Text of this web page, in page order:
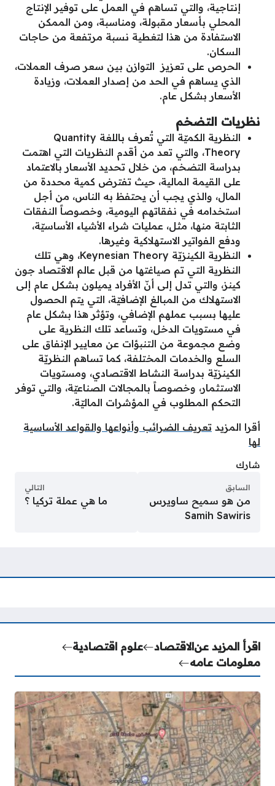
إنتاجية، والتي تساهم في العمل على توفير الإنتاج
المحلي بأسعار مقبولة، ومناسبة، ومن الممكن
الاستفادة من هذا لتغطية نسبة مرتفعة من حاجات
السكان.
الحرص على تعزيز التوازن بين سعر صرف العملات،
الذي يساهم في الحد من إصدار العملات، وزيادة
الأسعار بشكل عام.
نظريات التضخم
النظرية الكميّة التي تُعرف باللغة Quantity
Theory، والتي تعد من أقدم النظريات التي اهتمت
بدراسة التضخم، من خلال تحديد الأسعار بالاعتماد
على القيمة المالية، حيث تفترض كمية محددة من
المال، والذي يجب أن يحتفظ به الناس، من أجل
استخدامه في نفقاتهم اليومية، وخصوصاً النفقات
الثابتة منها، مثل، عمليات شراء الأشياء الأساسيّة،
ودفع الفواتير الاستهلاكية وغيرها.
النظرية الكينزيّة Keynesian Theory، وهي تلك
النظرية التي تم صياغتها من قبل عالم الاقتصاد جون
كينز، والتي تدل إلى أنّ الأفراد يميلون بشكل عام إلى
الاستهلاك من المبالغ الإضافيّة، التي يتم الحصول
عليها بسبب عملهم الإضافي، وتؤثر هذا بشكل عام
في مستويات الدخل، وتساعد تلك النظرية على
وضع مجموعة من التنبؤات عن معايير الإنفاق على
السلع والخدمات المختلفة، كما تساهم النظريّة
الكينزيّة بدراسة النشاط الاقتصادي، ومستويات
الاستثمار، وخصوصاً بالمجالات الصناعيّة، والتي توفر
التحكم المطلوب في المؤشرات الماليّة.
أقرا المزيد تعريف الضرائب وأنواعها والقواعد الأساسية
لها
شارك
السابق
من هو سميح ساويرس
Samih Sawiris
التالي
ما هي عملة تركيا ؟
اقرأ المزيد عنالاقتصاد
علوم اقتصادية
معلومات عامه